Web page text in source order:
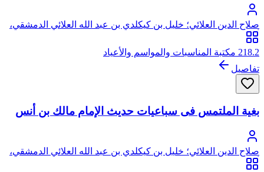
صلاح الدين العلائي؛ خليل بن كيكلدي بن عبد الله العلائي الدمشقي،
أبو سعيد، صلاح الدين
218.2 مكتبة المناسبات والمواسم والأعياد
تفاصيل
بغية الملتمس فى سباعيات حديث الإمام مالك بن أنس
صلاح الدين العلائي؛ خليل بن كيكلدي بن عبد الله العلائي الدمشقي،
أبو سعيد، صلاح الدين